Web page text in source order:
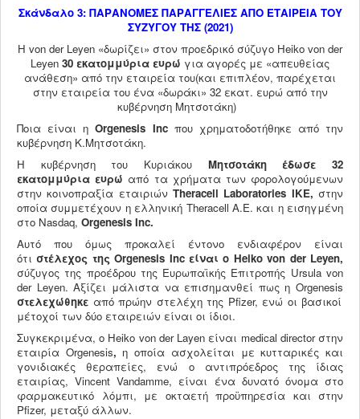
Σκάνδαλο 3: ΠΑΡΑΝΟΜΕΣ ΠΑΡΑΓΓΕΛΙΕΣ ΑΠΟ ΕΤΑΙΡΕΙΑ ΤΟΥ
ΣΥΖΥΓΟΥ ΤΗΣ (2021)
Η von der Leyen «δωρίζει» στον προεδρικό σύζυγο Heiko von der
Leyen 30 εκατομμύρια ευρώ για αγορές με «απευθείας
ανάθεση» από την εταιρεία του(και επιπλέον, παρέχεται
στην εταιρεία του ένα «δωράκι» 32 εκατ. ευρώ από την
κυβέρνηση Μητσοτάκη)
Ποια είναι ηOrgenesis Incπου χρηματοδοτήθηκε από την
κυβέρνηση Κ.Μητσοτάκη.
Η κυβέρνηση του Κυριάκου Μητσοτάκη έδωσε 32
εκατομμύρια ευρώ από τα χρήματα των φορολογούμενων
στην κοινοπραξία εταιριών Theracell Laboratories IKE, στην
οποία συμμετέχουν η ελληνική Theracell Α.Ε. και η εισηγμένη
στο Nasdaq, Orgenesis Inc.
Αυτό που όμως προκαλεί έντονο ενδιαφέρον είναι
ότιστέλεχος τηςOrgenesis Incείναι ο Heiko von der Leyen,
σύζυγος της προέδρου της Ευρωπαϊκής Επιτροπής Ursula von
der Leyen. Αξίζει μάλιστα να επισημανθεί πως η Orgenesis
στελεχώθηκε από πρώην στελέχη της Pfizer, ενώ οι βασικοί
μέτοχοί των δύο εταιρειών είναι οι ίδιοι.
Συγκεκριμένα, ο Heiko von der Layen είναι medical director στην
εταιρία Orgenesis, η οποία ασχολείται με κυτταρικές και
γονιδιακές θεραπείες, ενώ ο αντιπρόεδρος της ίδιας
εταιρίας, Vincent Vandamme, είναι ένα δυνατό όνομα στο
φαρμακευτικό λόμπι, με οκταετή προϋπηρεσία και στην
Pfizer, μεταξύ άλλων.